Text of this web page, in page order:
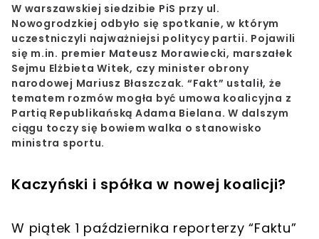
W warszawskiej siedzibie PiS przy ul.
Nowogrodzkiej odbyło się spotkanie, w którym
uczestniczyli najważniejsi politycy partii. Pojawili
się m.in. premier Mateusz Morawiecki, marszałek
Sejmu Elżbieta Witek, czy minister obrony
narodowej Mariusz Błaszczak. “Fakt” ustalił, że
tematem rozmów mogła być umowa koalicyjna z
Partią Republikańską Adama Bielana. W dalszym
ciągu toczy się bowiem walka o stanowisko
ministra sportu.
Kaczyński i spółka w nowej koalicji?
W piątek 1 października reporterzy “Faktu”